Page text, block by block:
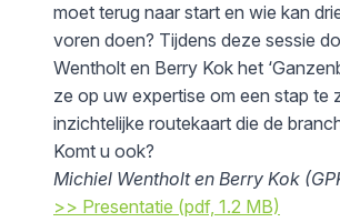
moet terug naar start en wie kan
voren doen? Tijdens deze sessie
Wentholt en Berry Kok het
ze op uw expertise om een stap te
inzichtelijke routekaart die de
Komt u ook?
Michiel Wentholt en Berry Kok
>> Presentatie (pdf, 1.2 MB)